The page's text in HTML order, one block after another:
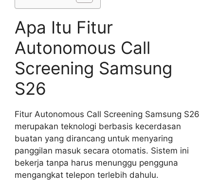
Apa Itu Fitur
Autonomous Call
Screening Samsung
S26
Fitur Autonomous Call Screening Samsung S26
merupakan teknologi berbasis kecerdasan
buatan yang dirancang untuk menyaring
panggilan masuk secara otomatis. Sistem ini
bekerja tanpa harus menunggu pengguna
mengangkat telepon terlebih dahulu.